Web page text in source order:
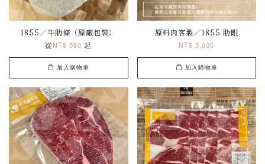
1855／牛肋條（原廠包裝）
從NT$ 580 起
加入購物車
原料肉客製／1855 肋眼
NT$ 3,000
加入購物車